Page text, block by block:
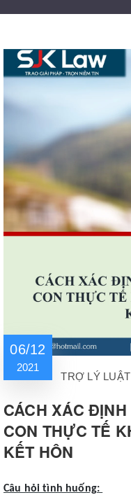
06/12
2021
TRỢ LÝ
CÁCH XÁC
CON THỰC TẾ
KẾT HÔN
Câu hỏi tình huống: